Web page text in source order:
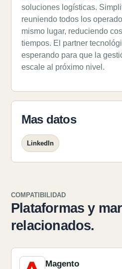
soluciones logísticas.
reuniendo todos los
mismo lugar, reduciendo
tiempos. El partner
esperando para que la
escale al próximo nivel.
Mas datos
LinkedIn
COMPATIBILIDAD
Plataformas y
relacionados.
Magento